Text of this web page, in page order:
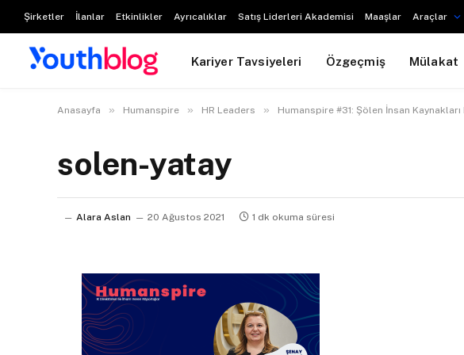
Şirketler İlanlar Etkinlikler Ayrıcalıklar Satış Liderleri Akademisi Maaşlar Araçlar
Kariyer Tavsiyeleri Özgeçmiş Mülakat
Anasayfa » Humanspire » HR Leaders » Humanspire #31: Şölen İnsan
solen-yatay
Alara Aslan 20 Ağustos 2021 1 dk okuma süresi